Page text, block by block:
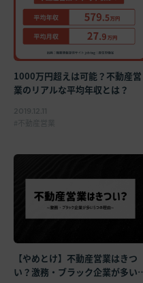
1000万円超えは可能？不動産営
業のリアルな平均年収とは？
2019.12.11
不動産営業
【やめとけ】不動産営業はきつ
い？激務・ブラック企業が多い5